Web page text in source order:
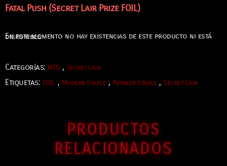
Fatal Push (Secret Lair Prize FOIL)
En este momento no hay existencias de este producto ni está disponible.
Categorías: MTG , Secret Lair
Etiquetas: FOIL , Modern Staple , Pioneer Staple , Secret Lair
PRODUCTOS
RELACIONADOS